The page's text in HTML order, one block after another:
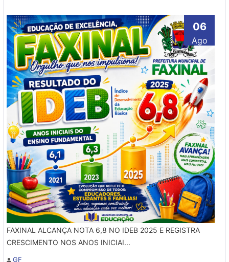
06
Ago
FAXINAL ALCANÇA NOTA 6,8 NO IDEB 2025 E REGISTRA
CRESCIMENTO NOS ANOS INICIAI...
GF